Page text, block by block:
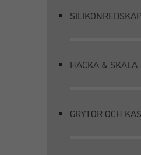
SILIKONREDSKAP
HACKA & SKALA
GRYTOR OCH